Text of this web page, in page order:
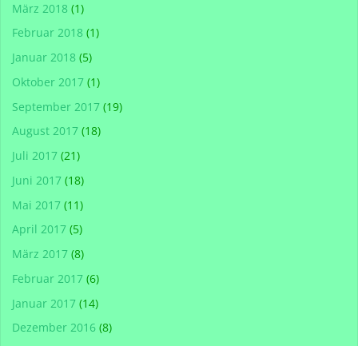
März 2018 (1)
Februar 2018 (1)
Januar 2018 (5)
Oktober 2017(1)
September 2017(19)
August 2017(18)
Juli 2017(21)
Juni 2017(18)
Mai 2017(11)
April 2017(5)
März 2017(8)
Februar 2017(6)
Januar 2017(14)
Dezember 2016(8)